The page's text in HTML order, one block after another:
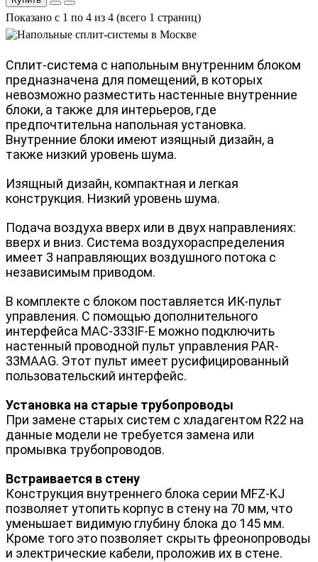
Показано с 1 по 4 из 4 (всего 1 страниц)
Сплит-система с напольным внутренним блоком
предназначена для помещений, в которых
невозможно разместить настенные внутренние
блоки, а также для интерьеров, где
предпочтительна напольная установка.
Внутренние блоки имеют изящный дизайн, а
также низкий уровень шума.
Изящный дизайн, компактная и легкая
конструкция. Низкий уровень шума.
Подача воздуха вверх или в двух направлениях:
вверх и вниз. Система воздухораспределения
имеет 3 направляющих воздушного потока с
независимым приводом.
В комплекте с блоком поставляется ИК-пульт
управления. С помощью дополнительного
интерфейса MAC-333IF-E можно подключить
настенный проводной пульт управления PAR-
33MAAG. Этот пульт имеет русифицированный
пользовательский интерфейс.
Установка на старые трубопроводы
При замене старых систем с хладагентом R22 на
данные модели не требуется замена или
промывка трубопроводов.
Встраивается в стену
Конструкция внутреннего блока серии MFZ-KJ
позволяет утопить корпус в стену на 70 мм, что
уменьшает видимую глубину блока до 145 мм.
Кроме того это позволяет скрыть фреонопроводы
и электрические кабели, проложив их в стене.